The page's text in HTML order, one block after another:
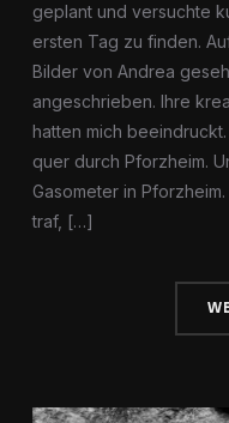
geplant und versuchte
ersten Tag zu finden.
Bilder von Andrea
angeschrieben. Ihre
hatten mich
quer durch Pforzheim.
Gasometer in
traf, […]